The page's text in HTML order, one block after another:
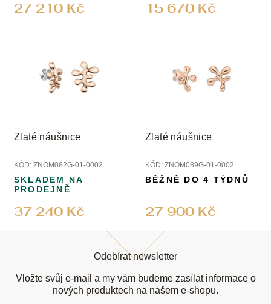
27 210 Kč 15 670 Kč
Zlaté náušnice
KÓD: ZNOM082G-01-0002
37 240 Kč
SKLADEM NA
PRODEJNĚ
Zlaté náušnice
KÓD: ZNOM089G-01-0002
27 900 Kč
BĚŽNĚ DO 4 TÝDNŮ
Odebírat newsletter
Vložte svůj e-mail a my vám budeme zasílat informace o
nových produktech na našem e-shopu.